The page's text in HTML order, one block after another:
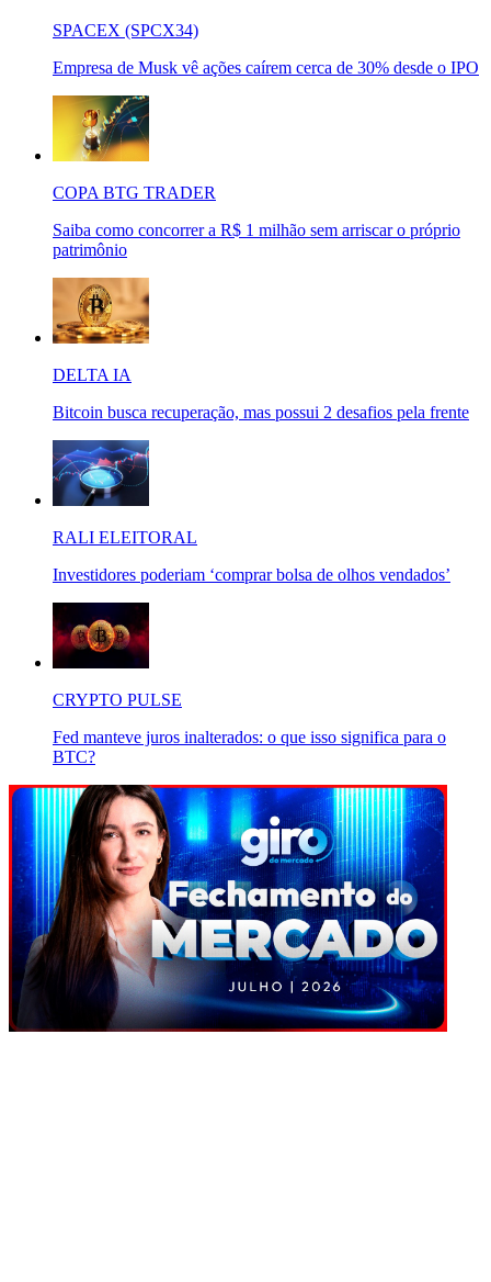
SPACEX (SPCX34)
Empresa de Musk vê ações caírem cerca de 30% desde o IPO
COPA BTG TRADER
Saiba como concorrer a R$ 1 milhão sem arriscar o próprio
patrimônio
DELTA IA
Bitcoin busca recuperação, mas possui 2 desafios pela frente
RALI ELEITORAL
Investidores poderiam ‘comprar bolsa de olhos vendados’
CRYPTO PULSE
Fed manteve juros inalterados: o que isso significa para o
BTC?